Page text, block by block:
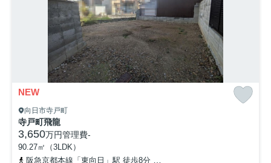
NEW
向日市寺戸町
寺戸町飛龍
3,650万円管理費-
90.27㎡（3LDK）
阪急京都本線「東向日」駅 徒歩8分